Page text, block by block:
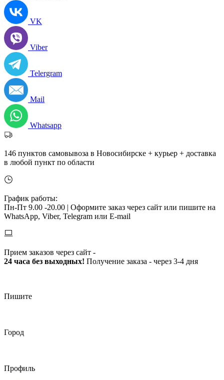
VK
Viber
Telergram
Mail
Whatsapp
146 пунктов самовывоза в Новосибирске + курьер + доставка
в любой пункт по области
График работы:
Пн-Пт 9.00 -20.00 | Оформите заказ через сайт или пишите на
WhatsApp, Viber, Telegram или E-mail
Прием заказов через сайт -
24 часа без выходных! Получение заказа - через 3-4 дня
Пишите
Город
Профиль